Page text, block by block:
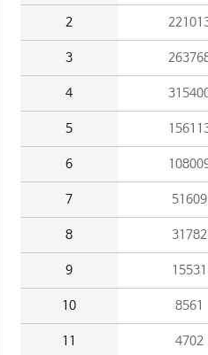
2
3
4
5
6
7 51609
8 31782
9 15531
10 8561
11 4702